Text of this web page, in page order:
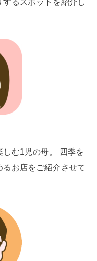
む1児の母。 四季を
お店をご紹介させて